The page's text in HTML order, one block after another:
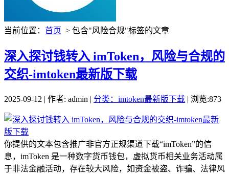
当前位置： 首页 > 包含"风险合规"标签的文章
深入探讨钱转入 imToken，风险与合规的
交织-imtoken最新版下载
2025-09-12 | 作者: admin | 分类：imtoken最新版下载 | 浏览:873
你提供的文本包含推广非官方正规渠道下载“imToken”的信
息，imToken 是一种数字货币钱包，虚拟货币相关业务活动属
于非法金融活动，存在较大风险，如资金被盗、诈骗、法律风